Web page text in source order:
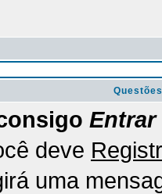
Entrar
deve
uma